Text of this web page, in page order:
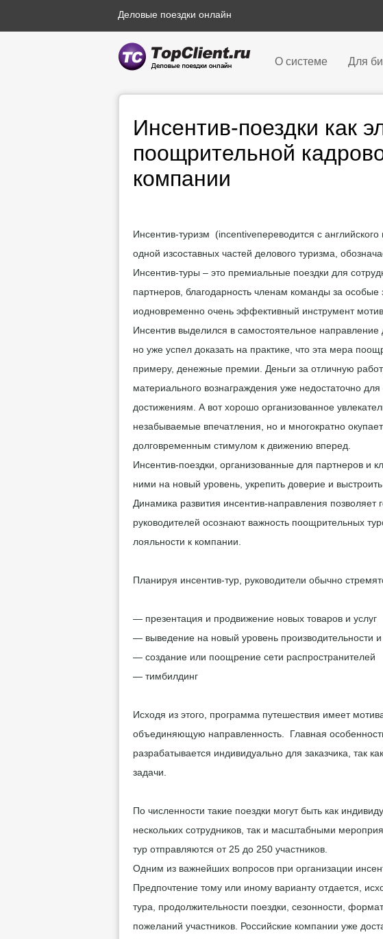
Деловые поездки онлайн
О системе Для
Инсентив-поездки как
поощрительной
компании
Инсентив-туризм (incentiveпереводится с
одной изсоставных частей делового туризма,
Инсентив-туры – это премиальные поездки для
партнеров, благодарность членам команды за особые
иодновременно очень эффективный инструмент
Инсентив выделился в самостоятельное направление
но уже успел доказать на практике, что эта мера
примеру, денежные премии. Деньги за отличную
материального вознаграждения уже недостаточно
достижениям. А вот хорошо организованное
незабываемые впечатления, но и многократно
долговременным стимулом к движению вперед.
Инсентив-поездки, организованные для партнеров и
ними на новый уровень, укрепить доверие и
Динамика развития инсентив-направления позволяет
руководителей осознают важность поощрительных
лояльности к компании.
Планируя инсентив-тур, руководители обычно
— презентация и продвижение новых товаров и услуг
— выведение на новый уровень производительности и
— создание или поощрение сети распространителей
— тимбилдинг
Исходя из этого, программа путешествия имеет
объединяющую направленность.
Главная
разрабатывается индивидуально для заказчика, так
задачи.
По численности такие поездки могут быть как
нескольких сотрудников, так и масштабными
тур отправляются от 25 до 250 участников.
Одним из важнейших вопросов при организации
Предпочтение тому или иному варианту отдается,
тура, продолжительности поездки, сезонности,
пожеланий участников. Российские компании уже